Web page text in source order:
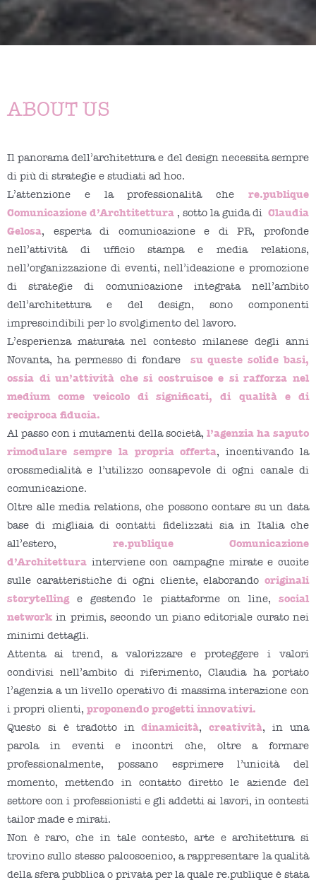
ABOUT US
Il panorama dell’architettura e del design necessita sempre
di più di strategie e studiati ad hoc.
L’attenzione e la professionalità che re.publique
Comunicazione d’Archtitettura , sotto la guida di Claudia
Gelosa, esperta di comunicazione e di PR, profonde
nell’attività di ufficio stampa e media relations,
nell’organizzazione di eventi, nell’ideazione e promozione
di strategie di comunicazione integrata nell’ambito
dell’architettura e del design, sono componenti
imprescindibili per lo svolgimento del lavoro.
L’esperienza maturata nel contesto milanese degli anni
Novanta, ha permesso di fondare
su queste solide basi,
ossia di un’attività che si costruisce e si rafforza nel
medium come veicolo di significati, di qualità e di
reciproca fiducia.
Al passo con i mutamenti della società, l’agenzia ha saputo
rimodulare sempre la propria offerta, incentivando la
crossmedialità e l’utilizzo consapevole di ogni canale di
comunicazione.
Oltre alle media relations, che possono contare su un data
base di migliaia di contatti fidelizzati sia in Italia che
all’estero, re.publique Comunicazione
d’Architettura interviene con campagne mirate e cucite
sulle caratteristiche di ogni cliente, elaborando originali
storytellinge gestendo le piattaforme on line, social
network in primis, secondo un piano editoriale curato nei
minimi dettagli.
Attenta ai trend, a valorizzare e proteggere i valori
condivisi nell’ambito di riferimento, Claudia ha portato
l’agenzia a un livello operativo di massima interazione con
i propri clienti, proponendo progetti innovativi.
Questo si è tradotto indinamicità,creatività, in una
parola in eventi e incontri che, oltre a formare
professionalmente, possano esprimere l’unicità del
momento, mettendo in contatto diretto le aziende del
settore con i professionisti e gli addetti ai lavori, in contesti
tailor made e mirati.
Non è raro, che in tale contesto, arte e architettura si
trovino sullo stesso palcoscenico, a rappresentare la qualità
della sfera pubblica o privata per la quale re.publique è stata